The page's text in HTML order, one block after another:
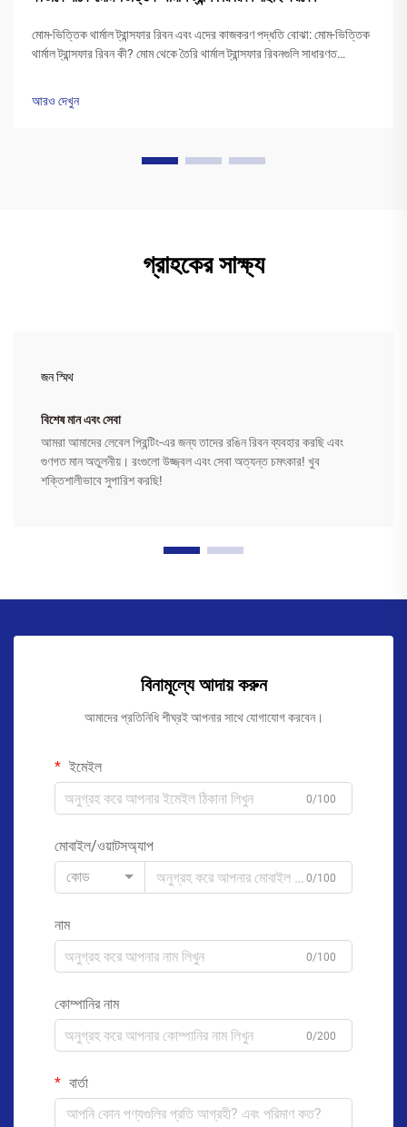
মোম-ভিত্তিক থার্মাল ট্রান্সফার রিবন এবং এদের কাজকরণ পদ্ধতি বোঝা: মোম-ভিত্তিক
থার্মাল ট্রান্সফার রিবন কী? মোম থেকে তৈরি থার্মাল ট্রান্সফার রিবনগুলি সাধারণত
আরও দেখুন
গ্রাহকের সাক্ষ্য
জন স্মিথ
বিশেষ মান এবং সেবা
আমরা আমাদের লেবেল প্রিন্টিং-এর জন্য তাদের রঙিন রিবন ব্যবহার করছি এবং
গুণগত মান অতুলনীয়। রংগুলো উজ্জ্বল এবং সেবা অত্যন্ত চমৎকার! খুব
শক্তিশালীভাবে সুপারিশ করছি!
বিনামূল্যে আদায় করুন
আমাদের প্রতিনিধি শীঘ্রই আপনার সাথে যোগাযোগ করবেন।
ইমেইল
0/100
মোবাইল/ওয়াটসঅ্যাপ
কোড
0/100
নাম
0/100
কোম্পানির নাম
0/200
বার্তা